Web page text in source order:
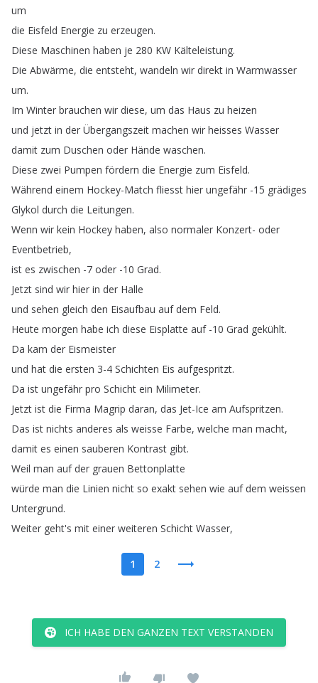
um
die Eisfeld Energie zu erzeugen.
Diese Maschinen haben je 280 KW Kälteleistung.
Die Abwärme, die entsteht, wandeln wir direkt in Warmwasser
um.
Im Winter brauchen wir diese, um das Haus zu heizen
und jetzt in der Übergangszeit machen wir heisses Wasser
damit zum Duschen oder Hände waschen.
Diese zwei Pumpen fördern die Energie zum Eisfeld.
Während einem Hockey-Match fliesst hier ungefähr -15 grädiges
Glykol durch die Leitungen.
Wenn wir kein Hockey haben, also normaler Konzert- oder
Eventbetrieb,
ist es zwischen -7 oder -10 Grad.
Jetzt sind wir hier in der Halle
und sehen gleich den Eisaufbau auf dem Feld.
Heute morgen habe ich diese Eisplatte auf-10 Grad gekühlt.
Da kam der Eismeister
und hat die ersten 3-4 Schichten Eis aufgespritzt.
Da ist ungefähr pro Schicht ein Milimeter.
Jetzt ist die Firma Magrip daran, das Jet-Ice am Aufspritzen.
Das ist nichts anderes als weisse Farbe, welche man macht,
damit es einen sauberen Kontrast gibt.
Weil man auf der grauen Bettonplatte
würde man die Linien nicht so exakt sehen wie auf dem weissen
Untergrund.
Weiter geht's mit einer weiteren Schicht Wasser,
1 2
ICH HABE DEN GANZEN TEXT VERSTANDEN